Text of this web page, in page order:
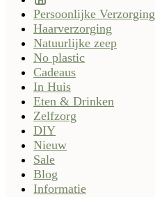
Persoonlijke Verzorging
Haarverzorging
Natuurlijke zeep
No plastic
Cadeaus
In Huis
Eten & Drinken
Zelfzorg
DIY
Nieuw
Sale
Blog
Informatie